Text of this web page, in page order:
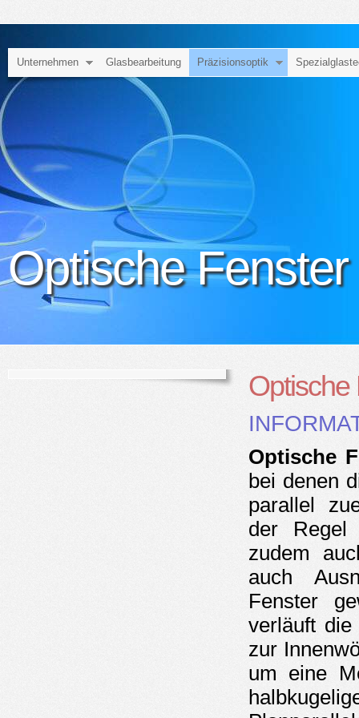
Optische Fenster
Unternehmen Glasbearbeitung Präzisionsoptik
Optische
Optische
bei denen
parallel
der Regel
zudem
auch
Fenster
verläuft die
zur
um eine